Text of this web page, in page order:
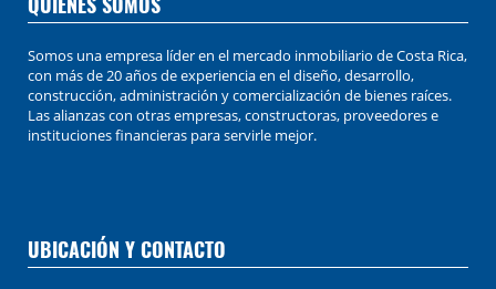
Somos una empresa líder en el mercado inmobiliario de Costa Rica,
con más de 20 años de experiencia en el diseño, desarrollo,
construcción, administración y comercialización de bienes raíces.
Las alianzas con otras empresas, constructoras, proveedores e
instituciones financieras para servirle mejor.
UBICACIÓN Y CONTACTO